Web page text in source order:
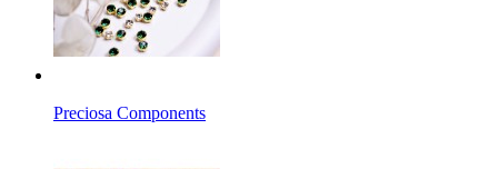
Preciosa Components